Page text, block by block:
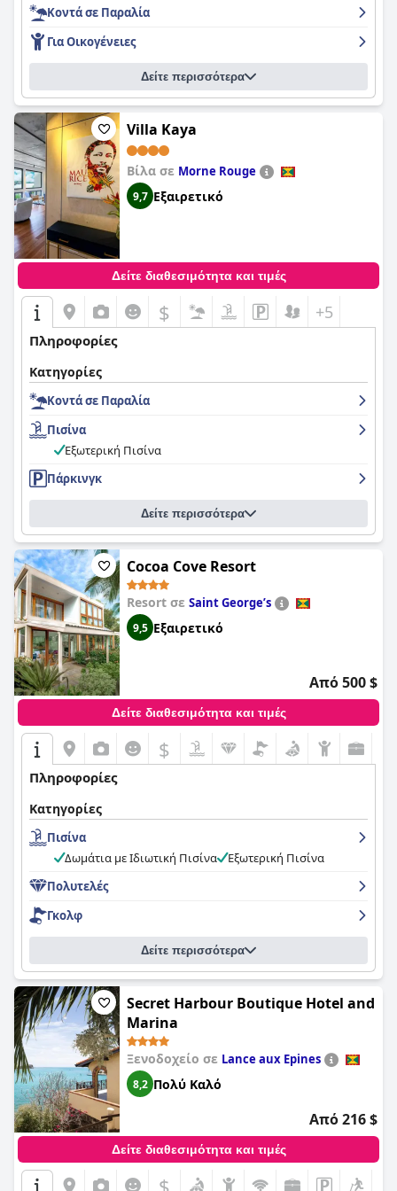
Κοντά σε Παραλία
Για Οικογένειες
Δείτε περισσότερα
Villa Kaya
Βίλα σε Morne Rouge
9,7 Εξαιρετικό
Δείτε διαθεσιμότητα και τιμές
$ +5
Πληροφορίες
Κατηγορίες
Κοντά σε Παραλία
Πισίνα
Εξωτερική Πισίνα
Πάρκινγκ
Δείτε περισσότερα
Cocoa Cove Resort
Resort σε Saint Georgeʼs
9,5 Εξαιρετικό
Από 500 $
Δείτε διαθεσιμότητα και τιμές
$
Πληροφορίες
Κατηγορίες
Πισίνα
Δωμάτια με Ιδιωτική Πισίνα
Εξωτερική Πισίνα
Πολυτελές
Γκολφ
Δείτε περισσότερα
Secret Harbour Boutique Hotel and
Marina
Ξενοδοχείο σε Lance aux Epines
8,2 Πολύ Καλό
Από 216 $
Δείτε διαθεσιμότητα και τιμές
$